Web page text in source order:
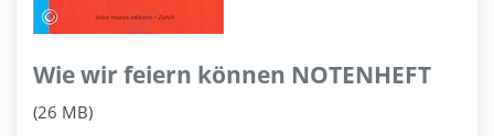
Wie wir feiern können NOTENHEFT
(26 MB)